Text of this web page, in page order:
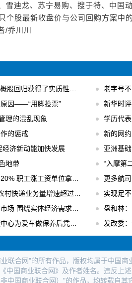
雪迪龙、苏宁易购、搜于特、中国
个股最新收盘价与公司回购方案中
/乔川川
归获得了实质性的进展
老字号
原因——“用脚投票”
新华时
理的混乱现象
学历代
的惩戒
新的网
济新动能加快发展
亚洲基础
地带
“入摩第二
职工涨工资单位拿补贴
更多航司
超过30% 日均快件处理量达1.6亿件
实现足不
实体经济需求进行数字化创新
盘和林：
做保养后凭空出现大修记录
发改委：
业联合网"的所有作品，版权均属于中国
中国商业联合网》及作者姓名。违反上
非中国商业联合网）"的作品，均转载自